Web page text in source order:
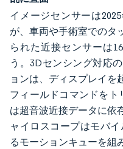
イメージセンサーは
が、車両や手術室でのタ
られた近接センサーは
う。3Dセンシング対応
ョンは、ディスプレイを
フィールドコマンドをト
は超音波近接データに依
ャイロスコープはモバ
るモーションキューを組